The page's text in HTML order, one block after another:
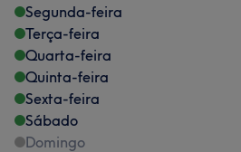
Segunda-feira
Terça-feira
Quarta-feira
Quinta-feira
Sexta-feira
Sábado
Domingo